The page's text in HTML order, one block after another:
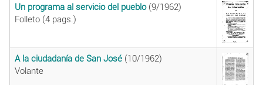
Un programa al servicio del pueblo(9/1962)
Folleto (4 pags.)
A la ciudadanía de San José (10/1962)
Volante